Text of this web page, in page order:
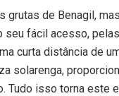
grutas de Benagil,
seu fácil acesso,
curta distância de
solarenga,
Tudo isso torna este